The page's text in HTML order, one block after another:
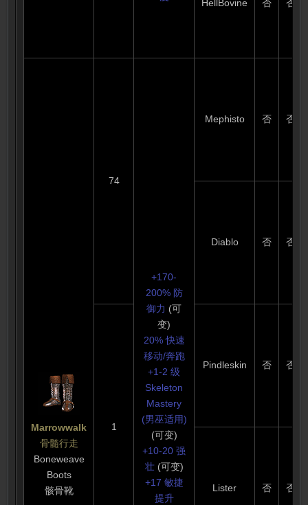
HellBovine 否 否
Marrowwalk
骨髓行走
Boneweave
Boots
骸骨靴
74
+170-
200% 防
御力 (可
变)
20% 快速
移动/奔跑
+1-2 级
Skeleton
Mastery
(男巫适用)
(可变)
+10-20 强
壮 (可变)
+17 敏捷
提升
Mephisto 否 否
Diablo 否 否
1
Pindleskin 否 否
Lister 否 否